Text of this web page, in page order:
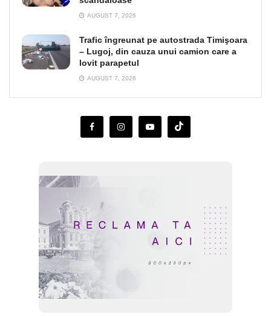
AUGUST 7, 2026
Trafic îngreunat pe autostrada Timişoara
– Lugoj, din cauza unui camion care a
lovit parapetul
AUGUST 7, 2026